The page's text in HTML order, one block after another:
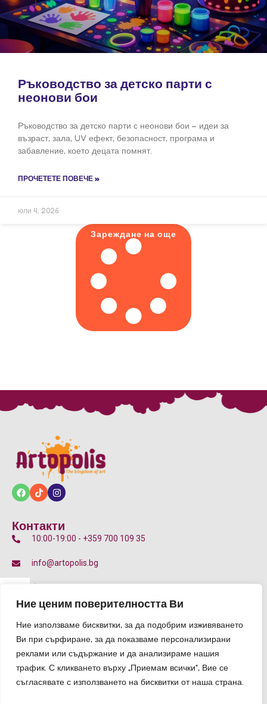
Ние ценим поверителността Ви
Ние използваме бисквитки, за да подобрим изживяването
Ви при сърфиране, за да показваме персонализирани
реклами или съдържание и да анализираме нашия
трафик. С кликването върху „Приемам всички“, Вие се
съгласявате с използването на бисквитки от наша страна.
Ръководство за детско парти с
неонови бои
Ръководство за детско парти с неонови бои – идеи за
възраст, зала, UV ефект, безопасност, програма и
забавление, което децата помнят.
ПРОЧЕТЕТЕ ПОВЕЧЕ »
юли 4, 2026
Зареждане на още
Контакти
10:00-19:00 - +359 700 109 35
info@artopolis.bg
Общи Условия
Правила за участие
Блог